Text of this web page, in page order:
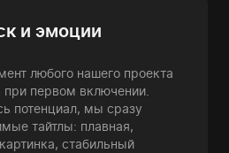
и эмоции
любого нашего проекта
первом включении.
потенциал, мы сразу
тайтлы: плавная,
стабильный